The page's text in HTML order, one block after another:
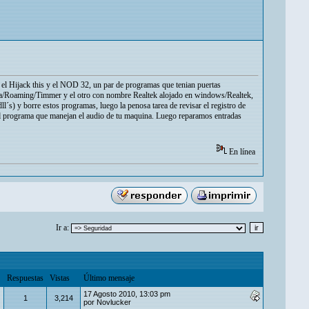
Hijack this y el NOD 32, un par de programas que tenian puertas
Roaming/Timmer y el otro con nombre Realtek alojado en windows/Realtek,
y borre estos programas, luego la penosa tarea de revisar el registro de
que manejan el audio de tu maquina. Luego reparamos entradas
En línea
Ir a:
Respuestas Vistas Último mensaje
1 3,214
17 Agosto 2010, 13:03 pm
por Novlucker